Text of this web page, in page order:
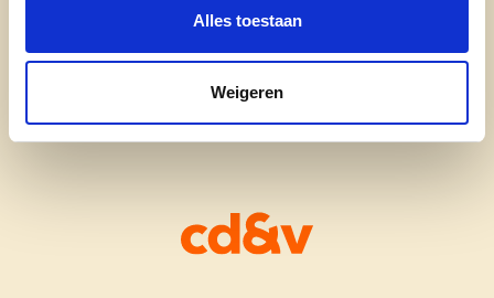
Alles toestaan
Weigeren